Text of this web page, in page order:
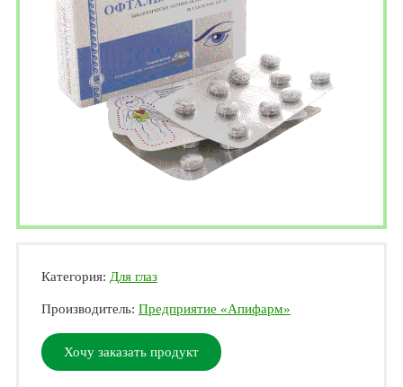
Категория: Для глаз
Производитель: Предприятие «Апифарм»
Хочу заказать продукт